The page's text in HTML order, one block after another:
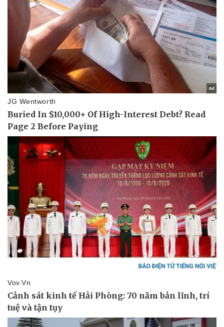
Thể thao
Bóng đá
Lịch thi đấu bóng đá
Thế giới thể thao
eSports
Hậu trường
Ô tô - Xe máy
Ô tô
Xe máy
Tư vấn